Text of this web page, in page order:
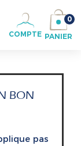
COMPTE
0
PANIER
BON
pas